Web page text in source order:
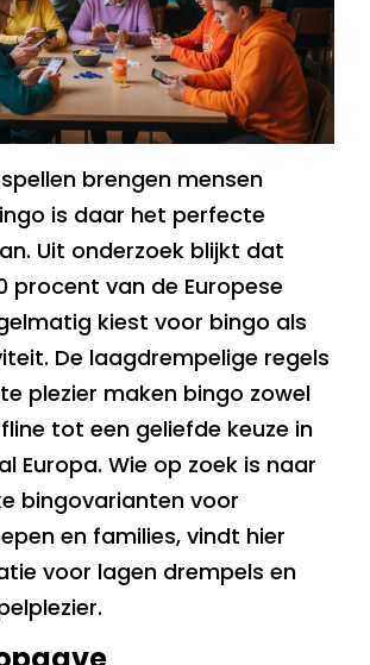
brengen mensen
is daar het perfecte
Uit onderzoek blijkt dat
procent van de Europese
kiest voor bingo als
De laagdrempelige regels
plezier maken bingo zowel
tot een geliefde keuze in
Europa. Wie op zoek is naar
bingovarianten voor
en families, vindt hier
voor lagen drempels en